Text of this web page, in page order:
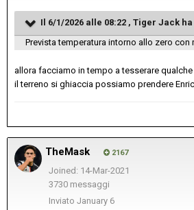
Il 6/1/2026 alle 08:22 , Tiger Jack
Prevista temperatura intorno allo zero con
allora facciamo in tempo a tesserare
il terreno si ghiaccia possiamo prendere
TheMask 2167
Joined: 14-Mar-2021
3730 messaggi
Inviato January 6